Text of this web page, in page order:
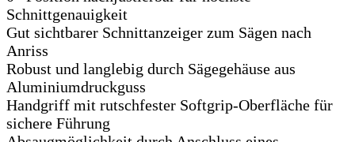
Schnittgenauigkeit
Gut sichtbarer Schnittanzeiger zum Sägen nach
Anriss
Robust und langlebig durch Sägegehäuse aus
Aluminiumdruckguss
Handgriff mit rutschfester Softgrip-Oberfläche für
sichere Führung